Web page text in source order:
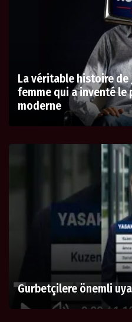
La véritable histoire de
femme qui a inventé le
moderne
Gurbetçilere önemli